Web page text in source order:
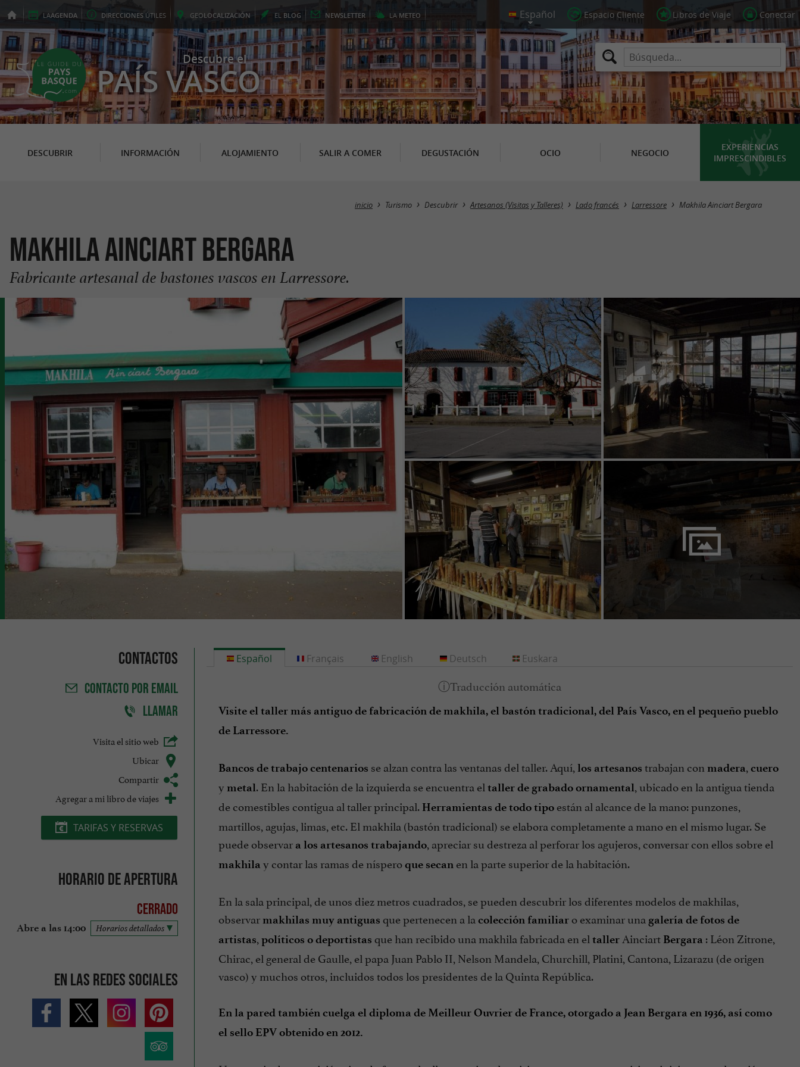
LAAGENDA DIRECCIONES ÚTILES GEOLOCALIZACIÓN EL BLOG NEWSLETTER LA METEO Espacio Cliente Libros de Viaje Conectar
Descubre el
PAÍS VASCO
DESCUBRIR INFORMACIÓN ALOJAMIENTO SALIR A COMER DEGUSTACIÓN OCIO NEGOCIO
EXPERIENCIAS
IMPRESCINDIBLES
inicio Turismo Descubrir Artesanos (Visitas y Talleres) Lado francés Larressore Makhila Ainciart Bergara
Makhila Ainciart Bergara
Fabricante artesanal de bastones vascos en Larressore.
Contactos
CONTACTO POR EMAIL
LLAMAR
Visita el sitio web
Ubicar
Compartir
Agregar a mi libro de viajes
TARIFAS Y RESERVAS
Horario de apertura
Cerrado
Abre a las 14:00 Horarios detallados
En las redes sociales
Español
Visite el taller más antiguo de fabricación de makhila, el bastón tradicional, del País Vasco, en el pequeño pueblo
de Larressore.
Bancos de trabajo centenarios se alzan contra las ventanas del taller. Aquí, los artesanos trabajan con madera, cuero
y metal. En la habitación de la izquierda se encuentra el taller de grabado ornamental, ubicado en la antigua tienda
de comestibles contigua al taller principal. Herramientas de todo tipoestán al alcance de la mano: punzones,
martillos, agujas, limas, etc. El makhila (bastón tradicional) se elabora completamente a mano en el mismo lugar. Se
puede observar a los artesanos trabajando, apreciar su destreza al perforar los agujeros, conversar con ellos sobre el
makhila y contar las ramas de nísperoque secan en la parte superior de la habitación.
En la sala principal, de unos diez metros cuadrados, se pueden descubrir los diferentes modelos de makhilas,
observar makhilas muy antiguas que pertenecen a la colección familiaro examinar una galería de fotos de
artistas, políticos o deportistas que han recibido una makhila fabricada en el tallerAinciart Bergara : Léon Zitrone,
Chirac, el general de Gaulle, el papa Juan Pablo II, Nelson Mandela, Churchill, Platini, Cantona, Lizarazu (de origen
vasco) y muchos otros, incluidos todos los presidentes de la Quinta República.
En la pared también cuelga el diploma de Meilleur Ouvrier de France, otorgado a Jean Bergara en 1936, así como
el sello EPV obtenido en 2012.
Français English Deutsch Euskara